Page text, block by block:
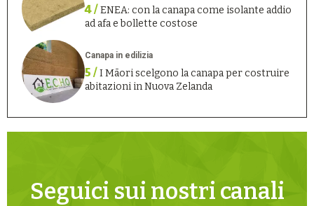
4 /ENEA: con la canapa come isolante addio
ad afa e bollette costose
Canapa in edilizia
5 /I Māori scelgono la canapa per costruire
abitazioni in Nuova Zelanda
Seguici sui nostri canali